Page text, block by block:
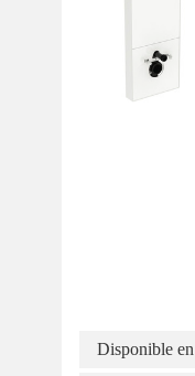
Disponible